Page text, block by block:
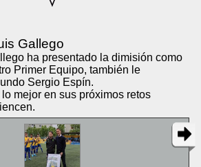
Gallego
ha presentado la dimisión como
Primer Equipo, también le
Sergio Espín.
mejor en sus próximos retos